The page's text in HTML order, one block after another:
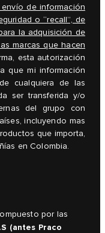
de información
o “recall”, de
la adquisición de
marcas que hacen
esta autorización
que mi información
cualquiera de las
ser transferida y/o
del grupo con
incluyendo mas
que importa,
en Colombia.
por las
(antes Praco